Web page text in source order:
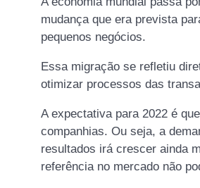
mudança que era prevista
pequenos negócios.
Essa migração se refletiu
otimizar processos das
A expectativa para 2022 é
companhias. Ou seja, a
resultados irá crescer ainda
referência no mercado não